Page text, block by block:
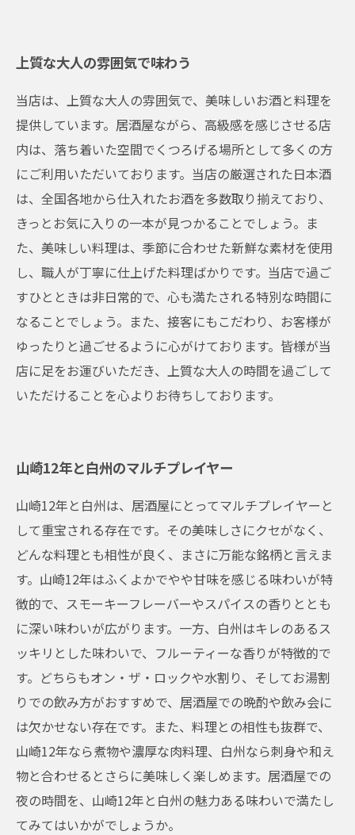
上質な大人の雰囲気で味わう
当店は、上質な大人の雰囲気で、美味しいお酒と料理を
提供しています。居酒屋ながら、高級感を感じさせる店
内は、落ち着いた空間でくつろげる場所として多くの方
にご利用いただいております。当店の厳選された日本酒
は、全国各地から仕入れたお酒を多数取り揃えており、
きっとお気に入りの一本が見つかることでしょう。ま
た、美味しい料理は、季節に合わせた新鮮な素材を使用
し、職人が丁寧に仕上げた料理ばかりです。当店で過ご
すひとときは非日常的で、心も満たされる特別な時間に
なることでしょう。また、接客にもこだわり、お客様が
ゆったりと過ごせるように心がけております。皆様が当
店に足をお運びいただき、上質な大人の時間を過ごして
いただけることを心よりお待ちしております。
山崎12年と白州のマルチプレイヤー
山崎12年と白州は、居酒屋にとってマルチプレイヤーと
して重宝される存在です。その美味しさにクセがなく、
どんな料理とも相性が良く、まさに万能な銘柄と言えま
す。山崎12年はふくよかでやや甘味を感じる味わいが特
徴的で、スモーキーフレーバーやスパイスの香りととも
に深い味わいが広がります。一方、白州はキレのあるス
ッキリとした味わいで、フルーティーな香りが特徴的で
す。どちらもオン・ザ・ロックや水割り、そしてお湯割
りでの飲み方がおすすめで、居酒屋での晩酌や飲み会に
は欠かせない存在です。また、料理との相性も抜群で、
山崎12年なら煮物や濃厚な肉料理、白州なら刺身や和え
物と合わせるとさらに美味しく楽しめます。居酒屋での
夜の時間を、山崎12年と白州の魅力ある味わいで満たし
てみてはいかがでしょうか。